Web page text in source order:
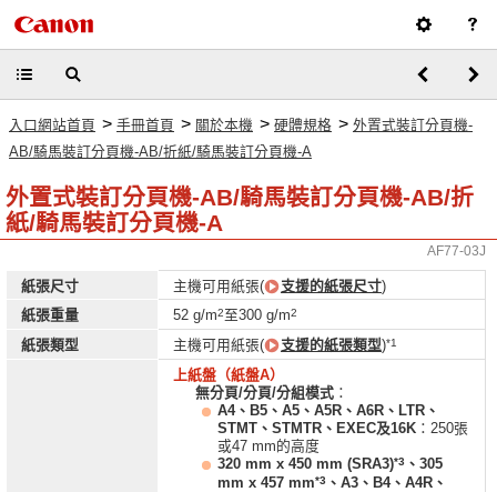
入口網站首頁 > 手冊首頁 > 關於本機 > 硬體規格 > 外置式裝訂分頁機-
AB/騎馬裝訂分頁機-AB/折紙/騎馬裝訂分頁機-A
外置式裝訂分頁機-AB/騎馬裝訂分頁機-AB/折
紙/騎馬裝訂分頁機-A
AF77-03J
紙張尺寸 主機可用紙張( 支援的紙張尺寸)
紙張重量
52 g/m2至300 g/m2
紙張類型 主機可用紙張( 支援的紙張類型)*1
上紙盤（紙盤A）
無分頁/分頁/分組模式 ：
A4、B5、A5、A5R、A6R、LTR、
STMT、STMTR、EXEC及16K ：250張
或47 mm的高度
320 mm x 450 mm (SRA3)*3 、305
mm x 457 mm*3 、A3、B4、A4R、